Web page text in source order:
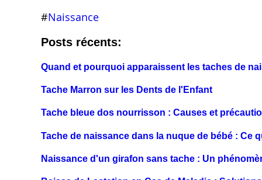
#Naissance
Posts récents:
Quand et pourquoi apparaissent les taches de
Tache Marron sur les Dents de l'Enfant
Tache bleue dos nourrisson : Causes et
Tache de naissance dans la nuque de bébé : Ce
Naissance d'un girafon sans tache : Un